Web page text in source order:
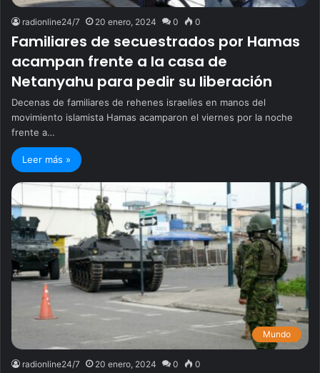
radionline24/7 20 enero, 2024 0 0
Familiares de secuestrados por Hamas
acampan frente a la casa de
Netanyahu para pedir su liberación
Decenas de familiares de rehenes israelíes en manos del
movimiento islamista Hamas acamparon el viernes por la noche
frente a…
Leer más »
Mundo
radionline24/7 20 enero, 2024 0 0